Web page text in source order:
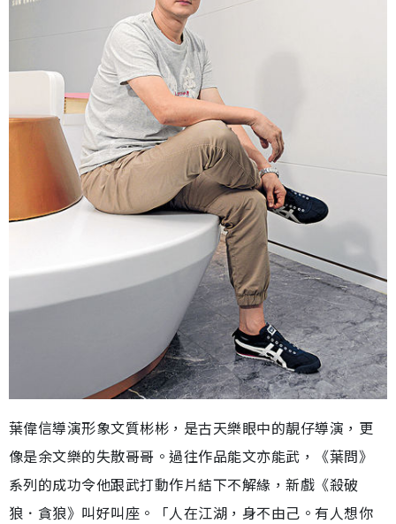
葉偉信導演形象文質彬彬，是古天樂眼中的靚仔導演，更
像是余文樂的失散哥哥。過往作品能文亦能武，《葉問》
系列的成功令他跟武打動作片結下不解緣，新戲《殺破
狼．貪狼》叫好叫座。「人在江湖，身不由己。有人想你